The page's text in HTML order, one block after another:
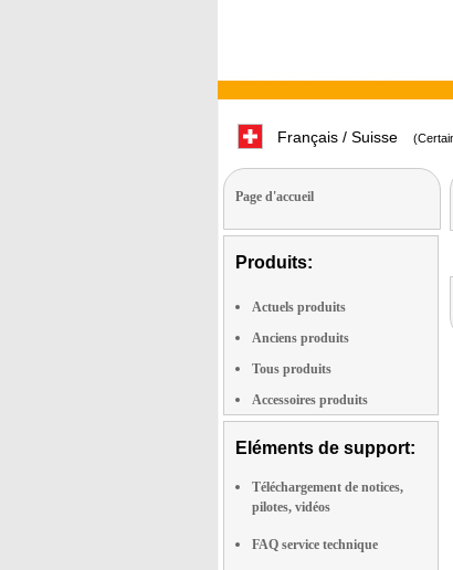
Français / Suisse
Page d'accueil
Produits:
Actuels produits
Anciens produits
Tous produits
Accessoires produits
Eléments de support:
Téléchargement de notices,
pilotes, vidéos
FAQ service technique